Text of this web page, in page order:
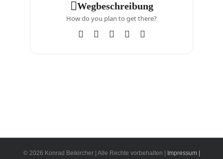
Wegbeschreibung
How do you plan to get there?
© 2026 Konrad Beikircher | Alle Rechte vorbehalten | Impressum |